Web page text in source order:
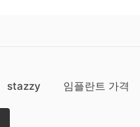
stazzy 임플란트 가격